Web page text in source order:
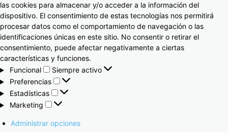
las cookies para almacenar y/o acceder a la información del
dispositivo. El consentimiento de estas tecnologías nos permitirá
procesar datos como el comportamiento de navegación o las
identificaciones únicas en este sitio. No consentir o retirar el
consentimiento, puede afectar negativamente a ciertas
características y funciones.
Funcional
Siempre activo
Preferencias
Estadísticas
Marketing
Administrar opciones